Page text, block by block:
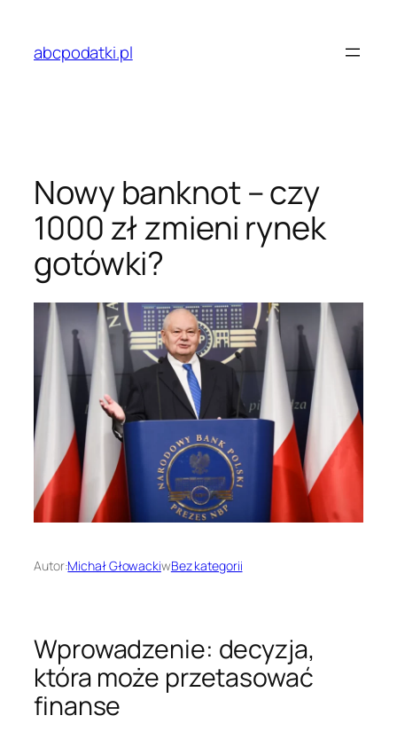
treściabcpodatki.pl
Nowy banknot – czy
1000 zł zmieni rynek
gotówki?
Autor:Michał GłowackiwBez kategorii
Wprowadzenie: decyzja,
która może przetasować
finanse